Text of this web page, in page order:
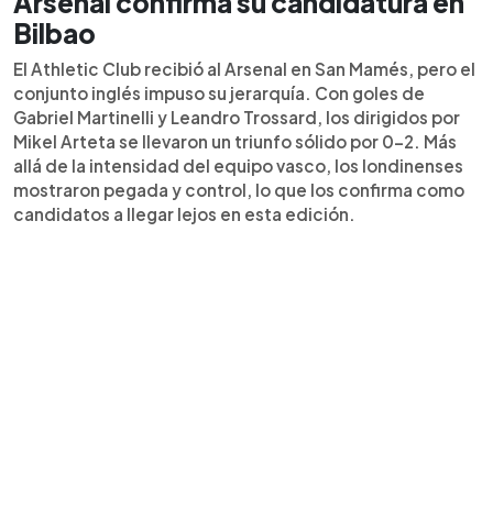
Bilbao
El Athletic Club recibió al Arsenal en San Mamés, pero el
conjunto inglés impuso su jerarquía. Con goles de
Gabriel Martinelli y Leandro Trossard, los dirigidos por
Mikel Arteta se llevaron un triunfo sólido por 0-2. Más
allá de la intensidad del equipo vasco, los londinenses
mostraron pegada y control, lo que los confirma como
candidatos a llegar lejos en esta edición.